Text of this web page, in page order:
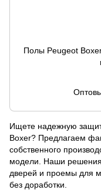
Полы Peugeot
Ищете надежную
Boxer? Предлагаем
собственного
модели. Наши
дверей и проемы для
без доработки.